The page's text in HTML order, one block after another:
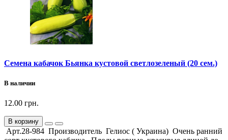
Семена кабачок Бьянка кустовой светлозеленый (20 сем.)
В наличии
12.00 грн.
В корзину
Арт.28-984 Производитель Гелиос ( Украина) Очень ранний